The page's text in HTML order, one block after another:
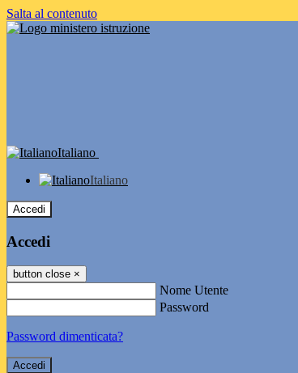
Salta al contenuto
Italiano
Italiano
Accedi
Accedi
button close ×
Nome Utente
Password
Password dimenticata?